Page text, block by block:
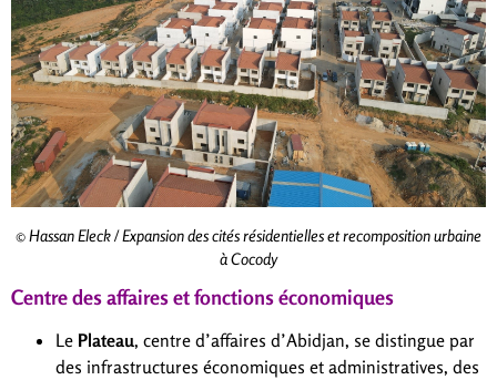
© Hassan Eleck / Expansion des cités résidentielles et recomposition urbaine
à Cocody
Centre des affaires et fonctions économiques
Le Plateau, centre d’affaires d’Abidjan, se distingue par
des infrastructures économiques et administratives, des